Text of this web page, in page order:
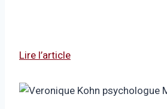
Lire l’article